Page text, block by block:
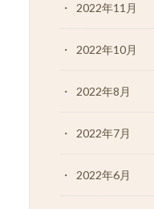
2022年11月
2022年10月
2022年8月
2022年7月
2022年6月